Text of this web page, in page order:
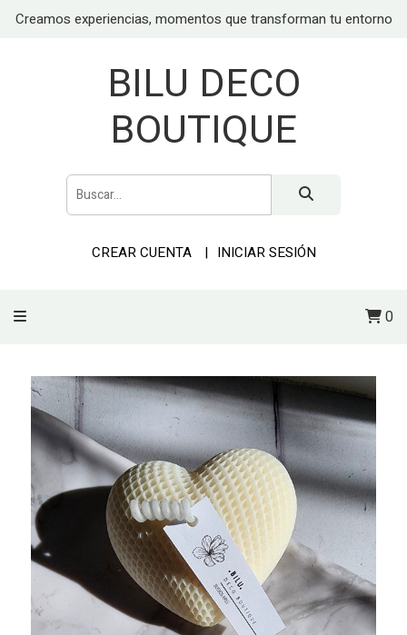
Creamos experiencias, momentos que transforman tu entorno
BILU DECO
BOUTIQUE
CREAR CUENTA INICIAR SESIÓN
0